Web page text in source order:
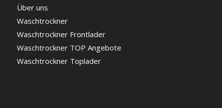
Über uns
Waschtrockner
Waschtrockner Frontlader
Waschtrockner TOP Angebote
Waschtrockner Toplader